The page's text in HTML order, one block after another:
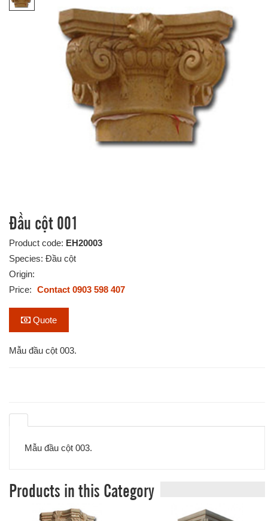
Đầu cột 001
Product code: EH20003
Species: Đầu cột
Origin:
Price: Contact 0903 598 407
Quote
Mẫu đầu cột 003.
Mẫu đầu cột 003.
Products in this Category